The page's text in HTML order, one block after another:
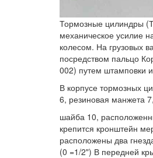
Тормозные цилиндры
механическое усилие
колесом. На грузовых
посредством пальцо
002) путем штамповки
В корпусе тормозных
6, резиновая манжета
шайба 10,
крепится кронштейн
расположены два
(0 =1/2") В передней